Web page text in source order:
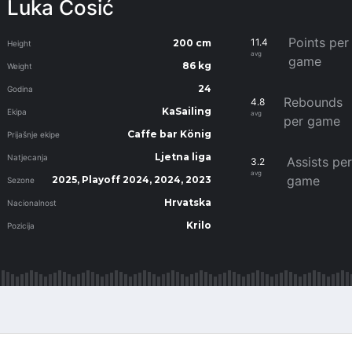
Luka Ćosić
Height 200 cm
Weight 86 kg
Godina 24
Ekipa KaSailing
Prijašnje ekipe Caffe bar König
Natjecanja Ljetna liga
Sezone 2025, Playoff 2024, 2024, 2023
Nacionalnost Hrvatska
Pozicija Krilo
11.4
avg
Points per
game
4.8
avg
Rebounds
per game
3.2
avg
Assists per
game